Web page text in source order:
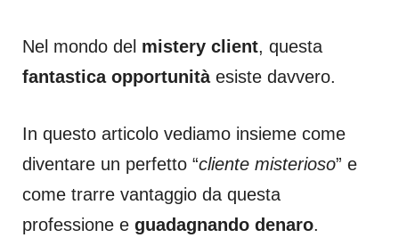
Nel mondo del mistery client, questa
fantastica opportunitàesiste davvero.
In questo articolo vediamo insieme come
diventare un perfetto “cliente misterioso” e
come trarre vantaggio da questa
professione e guadagnando denaro.